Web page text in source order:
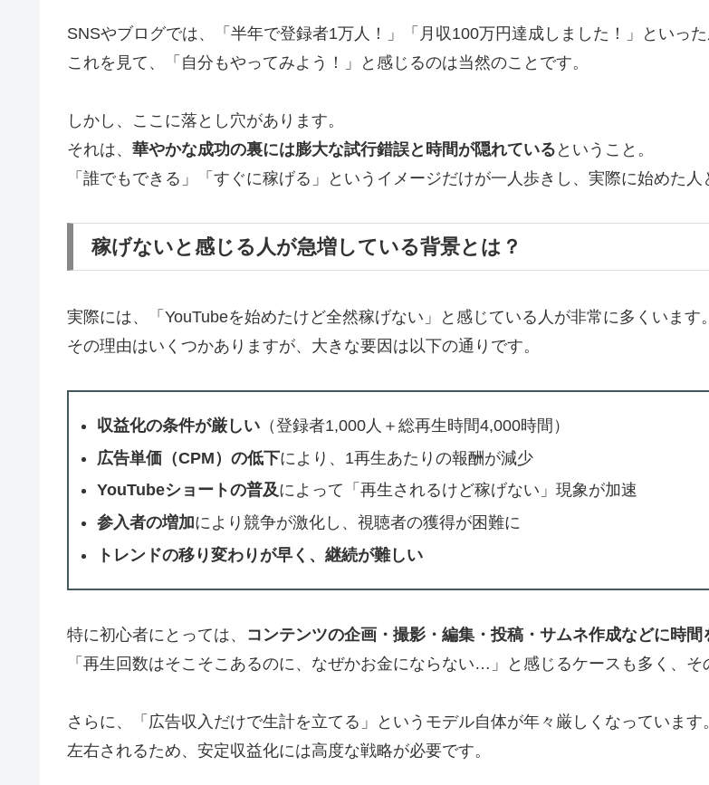
SNSやブログでは、「半年で登録者1万人！」「月収100万円達成しました！」といった
これを見て、「自分もやってみよう！」と感じるのは当然のことです。
しかし、ここに落とし穴があります。
それは、 華やかな成功の裏には膨大な試行錯誤と時間が隠れている ということ。
「誰でもできる」「すぐに稼げる」というイメージだけが一人歩きし、実際に始めた
稼げないと感じる人が急増している背景とは？
実際には、「YouTubeを始めたけど全然稼げない」と感じている人が非常に多くいます。
その理由はいくつかありますが、大きな要因は以下の通りです。
収益化の条件が厳しい（登録者1,000人＋総再生時間4,000時間）
広告単価（CPM）の低下により、1再生あたりの報酬が減少
YouTubeショートの普及によって「再生されるけど稼げない」現象が加速
参入者の増加により競争が激化し、視聴者の獲得が困難に
トレンドの移り変わりが早く、継続が難しい
特に初心者にとっては、 コンテンツの企画・撮影・編集・投稿・サムネ作成などに時間
「再生回数はそこそこあるのに、なぜかお金にならない…」と感じるケースも多く、
さらに、「広告収入だけで生計を立てる」というモデル自体が年々厳しくなっています。
左右されるため、安定収益化には高度な戦略が必要です。